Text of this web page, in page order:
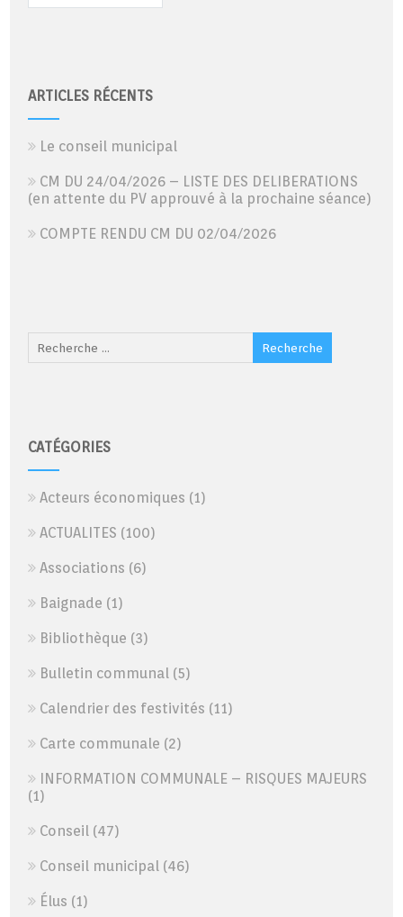
ARTICLES RÉCENTS
Le conseil municipal
CM DU 24/04/2026 – LISTE DES DELIBERATIONS
(en attente du PV approuvé à la prochaine séance)
COMPTE RENDU CM DU 02/04/2026
CATÉGORIES
Acteurs économiques (1)
ACTUALITES (100)
Associations (6)
Baignade (1)
Bibliothèque (3)
Bulletin communal (5)
Calendrier des festivités (11)
Carte communale (2)
INFORMATION COMMUNALE – RISQUES MAJEURS
(1)
Conseil (47)
Conseil municipal (46)
Élus (1)